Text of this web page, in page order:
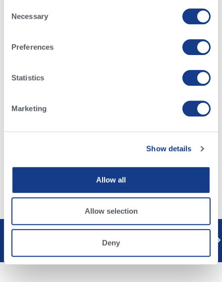
Selection
Necessary
Preferences
Statistics
Marketing
Show details
Allow all
Allow selection
Deny
procedimientos de tal manera que se limite el
contacto y se mantengan las operaciones.
CEO, Alta Genetics